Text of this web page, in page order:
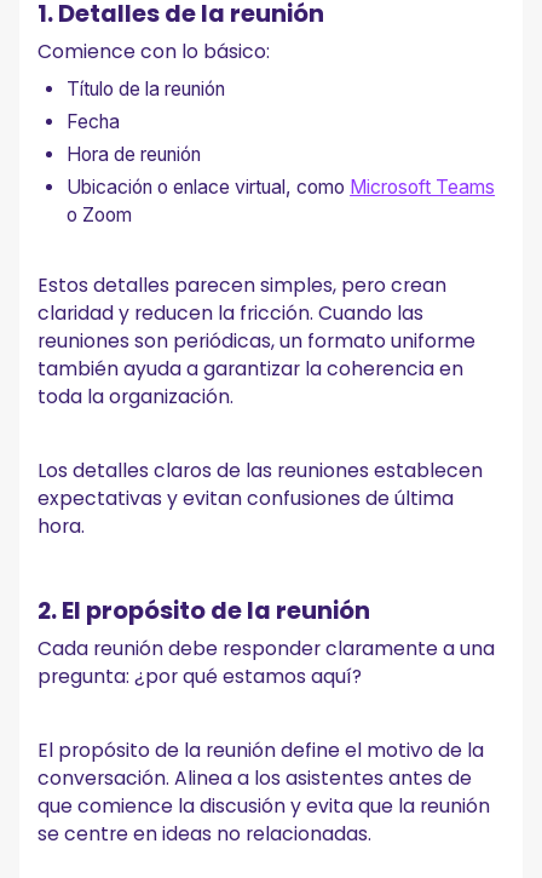
1. Detalles de la reunión
Comience con lo básico:
Título de la reunión
Fecha
Hora de reunión
Ubicación o enlace virtual, como Microsoft Teams
o Zoom
Estos detalles parecen simples, pero crean
claridad y reducen la fricción. Cuando las
reuniones son periódicas, un formato uniforme
también ayuda a garantizar la coherencia en
toda la organización.
Los detalles claros de las reuniones establecen
expectativas y evitan confusiones de última
hora.
2. El propósito de la reunión
Cada reunión debe responder claramente a una
pregunta: ¿por qué estamos aquí?
El propósito de la reunión define el motivo de la
conversación. Alinea a los asistentes antes de
que comience la discusión y evita que la reunión
se centre en ideas no relacionadas.